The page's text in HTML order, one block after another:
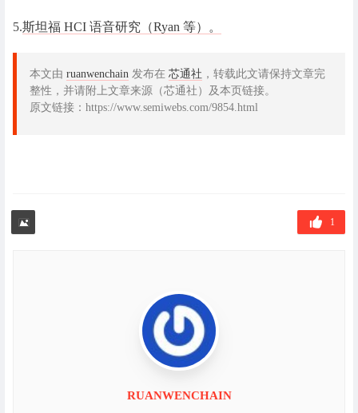
5.斯坦福 HCI 语音研究（Ryan 等）。
本文由 ruanwenchain 发布在 芯通社 ，转载此文请保持文章完
整性，并请附上文章来源（芯通社）及本页链接。
原文链接：https://www.semiwebs.com/9854.html
1
RUANWENCHAIN